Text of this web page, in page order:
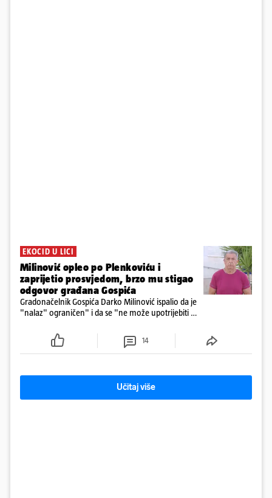
EKOCID U LICI
Milinović opleo po Plenkoviću i
zaprijetio prosvjedom, brzo mu stigao
odgovor građana Gospića
Gradonačelnik Gospića Darko Milinović ispalio da je
"nalaz" ograničen" i da se "ne može upotrijebiti za
ga je naručio Uskok i da je dio spisa
14
Učitaj više